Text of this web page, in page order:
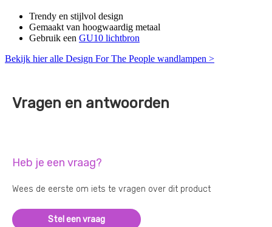
Trendy en stijlvol design
Gemaakt van hoogwaardig metaal
Gebruik een GU10 lichtbron
Bekijk hier alle Design For The People wandlampen >
Vragen en antwoorden
Heb je een vraag?
Wees de eerste om iets te vragen over dit product
Stel een vraag